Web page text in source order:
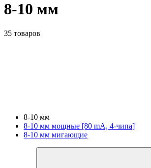
8-10 мм
35 товаров
8-10 мм
8-10 мм мощные [80 mA, 4-чипа]
8-10 мм мигающие